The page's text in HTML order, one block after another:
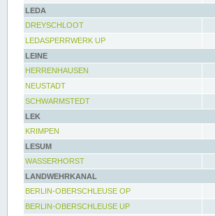
LEDA
DREYSCHLOOT
LEDASPERRWERK UP
LEINE
HERRENHAUSEN
NEUSTADT
SCHWARMSTEDT
LEK
KRIMPEN
LESUM
WASSERHORST
LANDWEHRKANAL
BERLIN-OBERSCHLEUSE OP
BERLIN-OBERSCHLEUSE UP